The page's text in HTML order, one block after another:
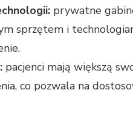
prywatne
sprzętem i
pacjenci mają większą
co pozwala na